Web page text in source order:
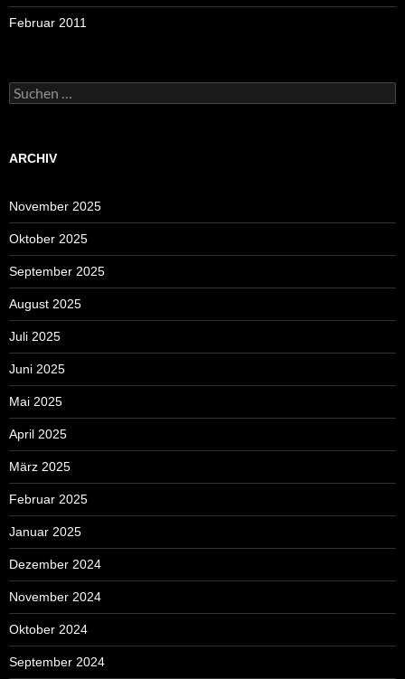
Februar 2011
Suchen
nach:
ARCHIV
November 2025
Oktober 2025
September 2025
August 2025
Juli 2025
Juni 2025
Mai 2025
April 2025
März 2025
Februar 2025
Januar 2025
Dezember 2024
November 2024
Oktober 2024
September 2024